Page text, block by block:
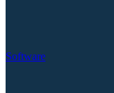
Software